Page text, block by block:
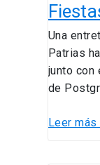
Una
Patrias
junto con
de
de
Fiestas
2018
Leer más